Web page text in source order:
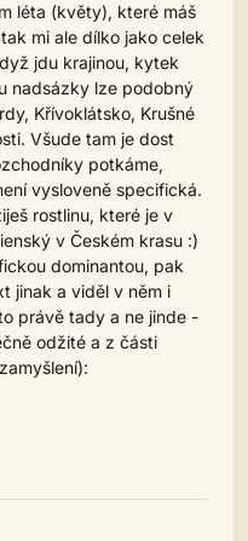
léta (květy), které máš
mi ale dílko jako celek
jdu krajinou, kytek
nadsázky lze podobný
Křívoklátsko, Krušné
Všude tam je dost
potkáme,
vysloveně specifická.
rostlinu, které je v
v Českém krasu :)
dominantou, pak
jinak a viděl v něm i
právě tady a ne jinde -
odžité a z části